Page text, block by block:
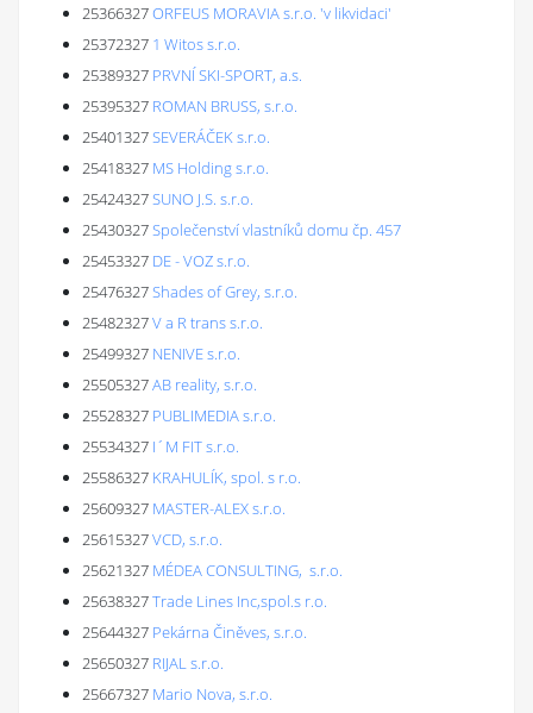
25366327ORFEUS MORAVIA s.r.o. 'v likvidaci'
25372327 1 Witos s.r.o.
25389327 PRVNÍ SKI-SPORT, a.s.
25395327 ROMAN BRUSS, s.r.o.
25401327SEVERÁČEK s.r.o.
25418327 MS Holding s.r.o.
25424327SUNO J.S. s.r.o.
25430327Společenství vlastníků domu čp. 457
25453327 DE - VOZ s.r.o.
25476327Shades of Grey, s.r.o.
25482327V a R trans s.r.o.
25499327 NENIVE s.r.o.
25505327AB reality, s.r.o.
25528327 PUBLIMEDIA s.r.o.
25534327 I´M FIT s.r.o.
25586327 KRAHULÍK, spol. s r.o.
25609327 MASTER-ALEX s.r.o.
25615327VCD, s.r.o.
25621327 MÉDEA CONSULTING, s.r.o.
25638327Trade Lines Inc,spol.s r.o.
25644327 Pekárna Činěves, s.r.o.
25650327 RIJAL s.r.o.
25667327 Mario Nova, s.r.o.